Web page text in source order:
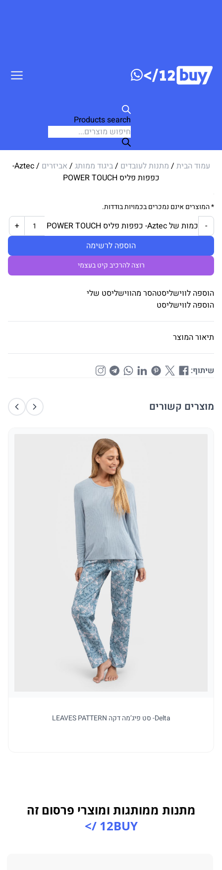
Products search
עמוד הבית / מתנות לעובדים /ביגוד ממותג / אביזרים
/ Aztec-
כפפות פליס POWER TOUCH
* המוצרים אינם נמכרים בכמויות בודדות.
- כמות של Aztec- כפפות פליס POWER TOUCH
+
הוספה לרשימה
רוצה להרכיב קיט בעצמי
הוספה לווישליסטהסר מהווישליסט שלי
הוספה לווישליסט
תיאור המוצר
שיתוף:
מוצרים קשורים
Delta- סט פיג’מה דקה LEAVES PATTERN
מתנות ממותגות ומוצרי פרסום זה
12BUY />